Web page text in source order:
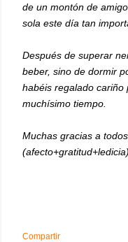
de un montón de
sola este día tan
Después de superar
beber, sino de dormir
habéis regalado
muchísimo tiempo.
Muchas gracias a
Compartir